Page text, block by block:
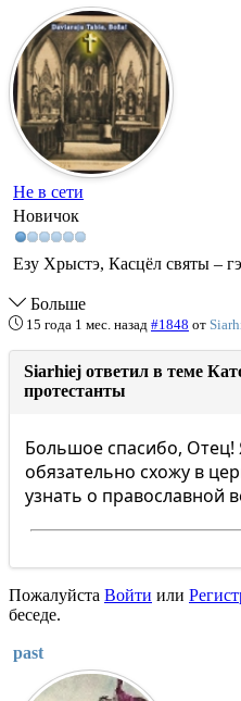
Не в сети
Новичок
Езу Хрыстэ, Касцёл святы –
Больше
15 года 1 мес. назад #1848 от
Siarhiej ответил в теме
протестанты
Большое спасибо, Отец!
обязательно схожу в
узнать о православной
Пожалуйста Войти или
беседе.
past